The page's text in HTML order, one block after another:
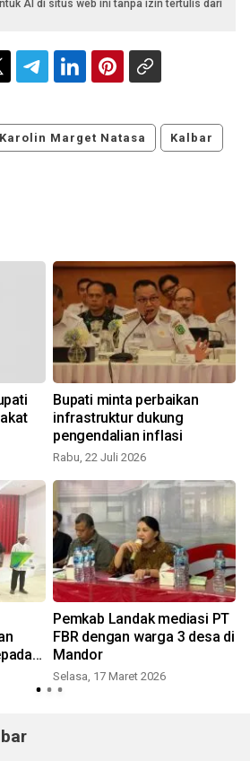
AI di situs web ini tanpa izin tertulis dari
Karolin Marget Natasa Kalbar
Bupati minta perbaikan
infrastruktur dukung
pengendalian inflasi
Rabu, 22 Juli 2026
Pemkab Landak mediasi PT
FBR dengan warga 3 desa di
Mandor
Selasa, 17 Maret 2026